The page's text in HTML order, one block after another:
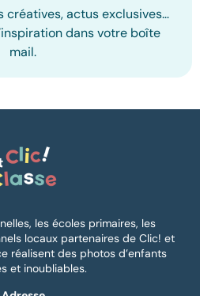
créatives, actus exclusives…
dans votre boîte
mail.
les écoles primaires, les
locaux partenaires de Clic! et
réalisent des photos d’enfants
et inoubliables.